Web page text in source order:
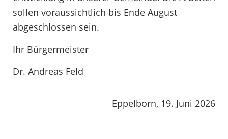
sollen voraussichtlich bis Ende August
abgeschlossen sein.
Ihr Bürgermeister
Dr. Andreas Feld
Eppelborn, 19. Juni 2026